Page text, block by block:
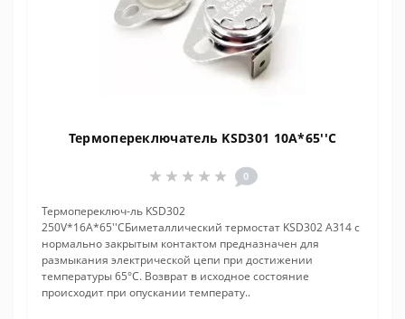
Термопереключатель KSD301 10A*65''C
0
Термопереключ-ль KSD302
250V*16A*65''CБиметаллический термостат KSD302 A314 с
нормально закрытым контактом предназначен для
размыкания электрической цепи при достижении
температуры 65°С. Возврат в исходное состояние
происходит при опускании температу..